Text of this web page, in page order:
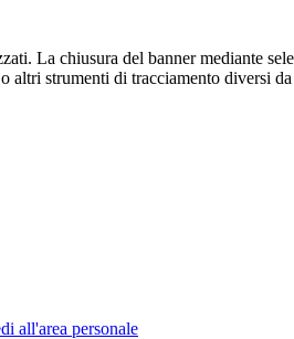
La chiusura del banner mediante
altri strumenti di tracciamento diversi
all'area personale